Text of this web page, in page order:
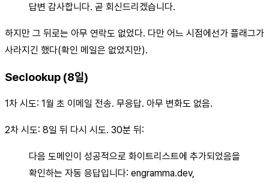
답변 감사합니다. 곧 회신드리겠습니다.
하지만 그 뒤로는 아무 연락도 없었다. 다만 어느 시점에선가 플래그가
사라지긴 했다(확인 메일은 없었지만).
Seclookup (8일)
1차 시도: 1월 초 이메일 전송. 무응답. 아무 변화도 없음.
2차 시도: 8일 뒤 다시 시도. 30분 뒤:
다음 도메인이 성공적으로 화이트리스트에 추가되었음을
확인하는 자동 응답입니다: engramma.dev,